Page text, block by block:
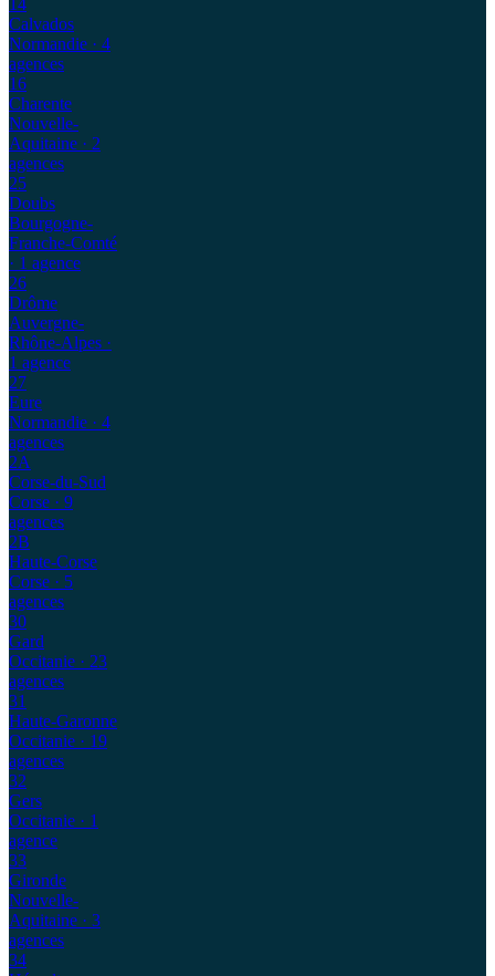
Calvados
Normandie · 4
agences
16
Charente
Nouvelle-
Aquitaine · 2
agences
25
Doubs
Bourgogne-
Franche-Comté
· 1 agence
26
Drôme
Auvergne-
Rhône-Alpes ·
1 agence
27
Eure
Normandie · 4
agences
2A
Corse-du-Sud
Corse · 9
agences
2B
Haute-Corse
Corse · 5
agences
30
Gard
Occitanie · 23
agences
31
Haute-Garonne
Occitanie · 19
agences
32
Gers
Occitanie · 1
agence
33
Gironde
Nouvelle-
Aquitaine · 3
agences
34